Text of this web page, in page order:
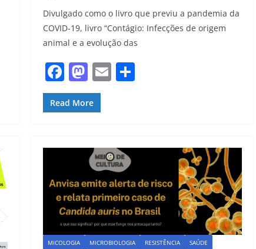
Divulgado como o livro que previu a pandemia da
COVID-19, livro “Contágio: Infecções de origem
animal e a evolução das
F
a
c
b
o
k
M
a
st
d
o
n
E S
Read More
MICOLOGIA MICROBIOLOGIA RESISTÊNCIA SAÚDE